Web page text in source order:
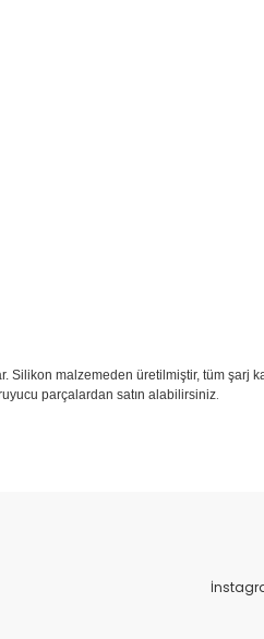
malzemeden üretilmiştir, tüm şarj
parçalardan satın alabilirsiniz.